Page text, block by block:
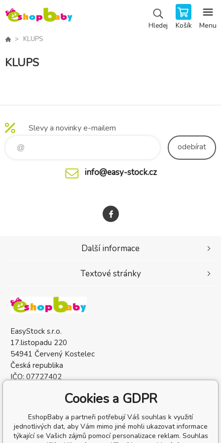
Hledej Košík Menu
KLUPS
KLUPS
Slevy a novinky e-mailem
odebírat
info@easy-stock.cz
EasyStock s.r.o.
17.listopadu 220
54941 Červený Kostelec
Česká republika
IČO: 07727402
Další informace
Textové stránky
Cookies a GDPR
EshopBaby a partneři potřebují Váš souhlas k využití
jednotlivých dat, aby Vám mimo jiné mohli ukazovat informace
týkající se Vašich zájmů pomocí personalizace reklam. Souhlas